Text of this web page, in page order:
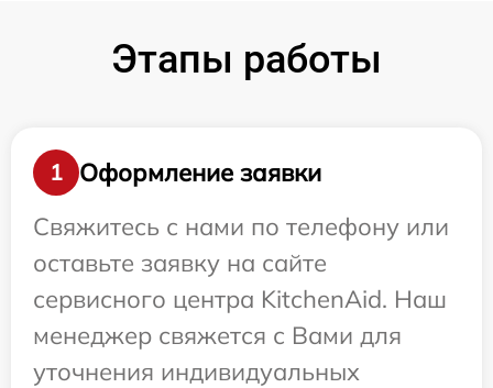
Этапы работы
1
Оформление заявки
Свяжитесь с нами по телефону или
оставьте заявку на сайте
сервисного центра KitchenAid. Наш
менеджер свяжется с Вами для
уточнения индивидуальных